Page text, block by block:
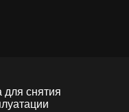
для снятия